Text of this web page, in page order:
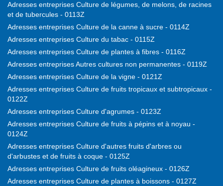
Adresses entreprises Culture de légumes, de melons, de racines
et de tubercules - 0113Z
Adresses entreprises Culture de la canne à sucre - 0114Z
Adresses entreprises Culture du tabac - 0115Z
Adresses entreprises Culture de plantes à fibres - 0116Z
Adresses entreprises Autres cultures non permanentes - 0119Z
Adresses entreprises Culture de la vigne - 0121Z
Adresses entreprises Culture de fruits tropicaux et subtropicaux -
0122Z
Adresses entreprises Culture d'agrumes - 0123Z
Adresses entreprises Culture de fruits à pépins et à noyau -
0124Z
Adresses entreprises Culture d'autres fruits d'arbres ou
d'arbustes et de fruits à coque - 0125Z
Adresses entreprises Culture de fruits oléagineux - 0126Z
Adresses entreprises Culture de plantes à boissons - 0127Z